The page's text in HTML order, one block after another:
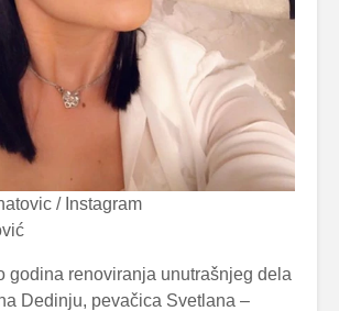
/ Instagram
godina renoviranja unutrašnjeg dela
Dedinju, pevačica Svetlana –